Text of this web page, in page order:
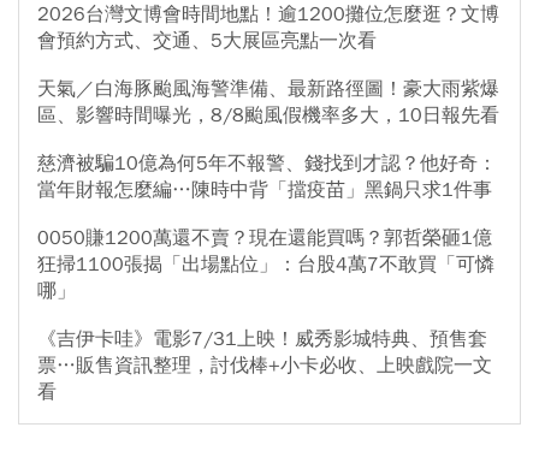
2026台灣文博會時間地點！逾1200攤位怎麼逛？文博
會預約方式、交通、5大展區亮點一次看
天氣／白海豚颱風海警準備、最新路徑圖！豪大雨紫爆
區、影響時間曝光，8/8颱風假機率多大，10日報先看
慈濟被騙10億為何5年不報警、錢找到才認？他好奇：
當年財報怎麼編…陳時中背「擋疫苗」黑鍋只求1件事
0050賺1200萬還不賣？現在還能買嗎？郭哲榮砸1億
狂掃1100張揭「出場點位」：台股4萬7不敢買「可憐
哪」
《吉伊卡哇》電影7/31上映！威秀影城特典、預售套
票…販售資訊整理，討伐棒+小卡必收、上映戲院一文
看